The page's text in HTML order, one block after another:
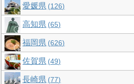
愛媛県 126
高知県 65
福岡県 626
佐賀県 49
長崎県 77